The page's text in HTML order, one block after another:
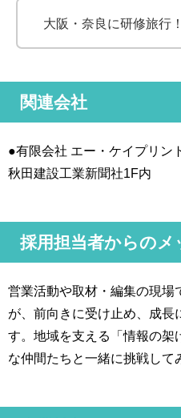
大阪・奈良に研修旅行
関連会社
●有限会社 エー・ケイプリン
秋田建設工業新聞社1F内
採用担当者からのメ
営業活動や取材・編集の現場
が、前向きに受け止め、成長
す。地域を支える「情報の架
な仲間たちと一緒に挑戦して